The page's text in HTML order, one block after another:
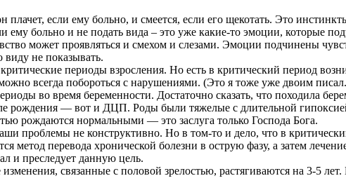
плачет, если ему больно, и смеется, если его щекотать. Это
ему больно и не подать вида – это уже какие-то эмоции, которые
может проявляться и смехом и слезами. Эмоции подчинены
виду не показывать.
периоды взросления. Но есть в критический период
всегда побороться с нарушениями. (Это я тоже уже двоим
во время беременности. Достаточно сказать, что походила
рождения — вот и ДЦП. Роды были тяжелые с длительной
рождаются нормальными — это заслуга только Господа Бога.
проблемы не конструктивно. Но в том-то и дело, что в
метод перевода хронической болезни в острую фазу, а затем
и преследует данную цель.
связанные с половой зрелостью, растягиваются на 3-5